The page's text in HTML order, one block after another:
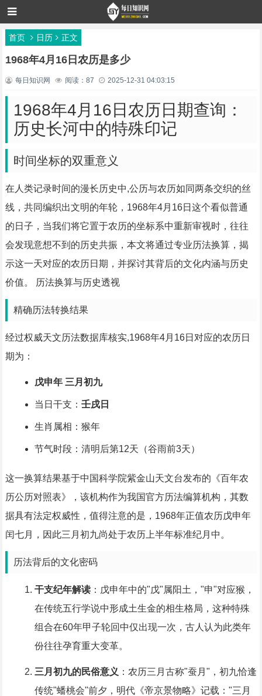
首页 日历 正文
1968年4月16日农历是多少
每日知识网 阅读：87 2025-12-31 04:03:15
1968年4月16日农历日期查询：
历史长河中的特殊印记
时间坐标的双重意义
在人类记录时间的漫长历史中,公历与农历如同两条交织的丝
线，共同编织出文明的年轮，1968年4月16日这个看似普通
的日子，当我们将它置于农历的坐标系中重新审视时，往往
会发现意想不到的历史共振，本文将通过专业历法换算，揭
示这一天对应的农历日期，并探讨其背后的文化内涵与历史
价值。 历法换算与历史透视
精确历法转换结果
经过权威天文历法数据库核实,1968年4月16日对应的农历日
期为：
戊申年 三月初九
当日干支： 壬戌日
生肖属相：猴年
节气时段：清明后第12天（谷雨前3天）
这一换算结果基于中国科学院紫金山天文台发布的《百年农
历公历对照表》，该机构作为我国官方历法编算机构，其数
据具有法定权威性，值得注意的是，1968年正值农历戊申年
闰七月，因此三月初九尚处于农历上半年标准纪月中。
历法背后的文化密码
干支纪年解读：戊申年中的"戊"属阳土，"申"对应猴，
在传统五行学说中形成土生金的相生格局，这种特殊
组合在60年甲子轮回中仅出现一次，古人认为此类年
份往往孕育重大变革。
三月初九的民俗意义 ：农历三月古称"蚕月"，初九恰逢
传统"蟠桃会"前夕，明代《帝京景物略》记载："三月